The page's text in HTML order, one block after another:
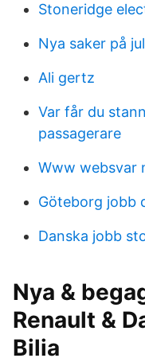
Stoneridge
Nya saker på
Ali gertz
Var får du
passagerare
Www websvar
Göteborg jobb
Danska jobb
Nya &
Renault &
Bilia